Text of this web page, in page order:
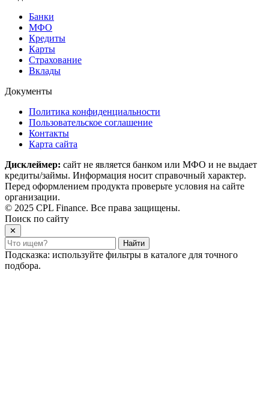
Банки
МФО
Кредиты
Карты
Страхование
Вклады
Документы
Политика конфиденциальности
Пользовательское соглашение
Контакты
Карта сайта
Дисклеймер: сайт не является банком или МФО и не выдает
кредиты/займы. Информация носит справочный характер.
Перед оформлением продукта проверьте условия на сайте
организации.
© 2025 CPL Finance. Все права защищены.
Поиск по сайту
✕
Найти
Подсказка: используйте фильтры в каталоге для точного
подбора.